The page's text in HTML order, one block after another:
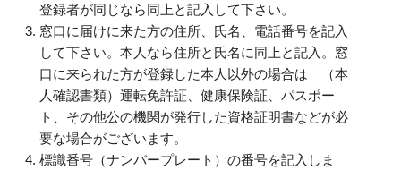
登録者が同じなら同上と記入して下さい。
窓口に届けに来た方の住所、氏名、電話番号を記入
して下さい。本人なら住所と氏名に同上と記入。窓
口に来られた方が登録した本人以外の場合は （本
人確認書類）運転免許証、健康保険証、パスポー
ト、その他公の機関が発行した資格証明書などが必
要な場合がございます。
標識番号（ナンバープレート）の番号を記入しま